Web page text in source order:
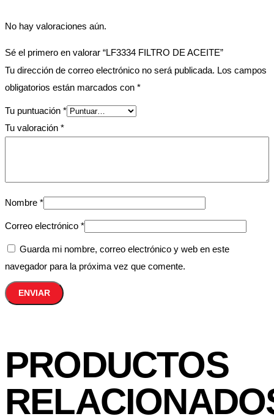
No hay valoraciones aún.
Sé el primero en valorar “LF3334 FILTRO DE ACEITE”
Tu dirección de correo electrónico no será publicada. Los campos
obligatorios están marcados con *
Tu puntuación *
Tu valoración *
Nombre *
Correo electrónico *
Guarda mi nombre, correo electrónico y web en este
navegador para la próxima vez que comente.
PRODUCTOS